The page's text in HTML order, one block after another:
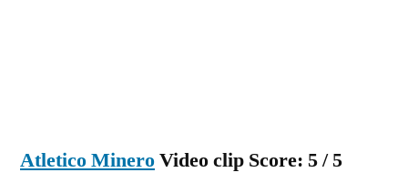
Atletico MineroVideo clip Score: 5 / 5